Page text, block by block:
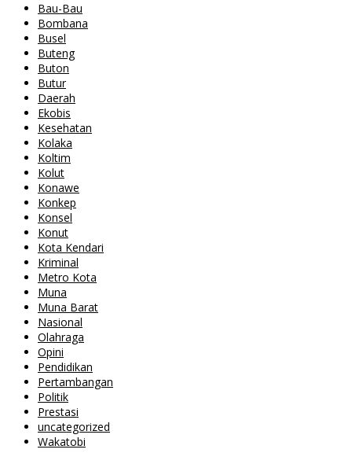
Bau-Bau
Bombana
Busel
Buteng
Buton
Butur
Daerah
Ekobis
Kesehatan
Kolaka
Koltim
Kolut
Konawe
Konkep
Konsel
Konut
Kota Kendari
Kriminal
Metro Kota
Muna
Muna Barat
Nasional
Olahraga
Opini
Pendidikan
Pertambangan
Politik
Prestasi
uncategorized
Wakatobi